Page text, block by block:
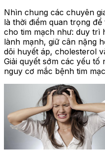
Nhìn chung các chuyên
là thời điểm quan trọng
cho tim mạch như: duy trì
lành mạnh, giữ cân nặng
dõi huyết áp, cholesterol
Giải quyết sớm các yếu tố
nguy cơ mắc bệnh tim